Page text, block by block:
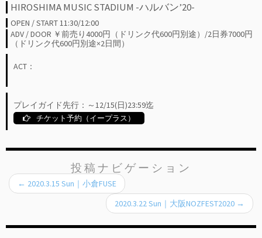
HIROSHIMA MUSIC STADIUM -ハルバン’20-
11:30/12:00
前売り4000円（ドリンク代600円別途）/2日券7000円
（ドリンク代600円別途×2日間）
ACT：
プレイガイド先行：～12/15(日)23:59迄
チケット予約（イープラス）
投稿ナビゲーション
← 2020.3.15 Sun｜小倉FUSE
2020.3.22 Sun｜大阪NOZFEST2020 →